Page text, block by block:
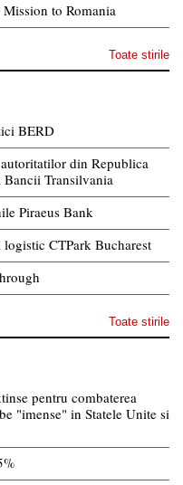
to Romania
Toate stirile
BERD
din Republica
Transilvania
Piraeus Bank
CTPark Bucharest
Toate stirile
pentru combaterea
"imense" in Statele Unite si